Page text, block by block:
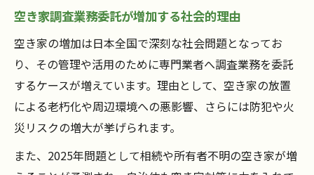
空き家調査業務委託が増加する社会的理由
空き家の増加は日本全国で深刻な社会問題となってお
り、その管理や活用のために専門業者へ調査業務を委託
するケースが増えています。理由として、空き家の放置
による老朽化や周辺環境への悪影響、さらには防犯や火
災リスクの増大が挙げられます。
また、2025年問題として相続や所有者不明の空き家が増